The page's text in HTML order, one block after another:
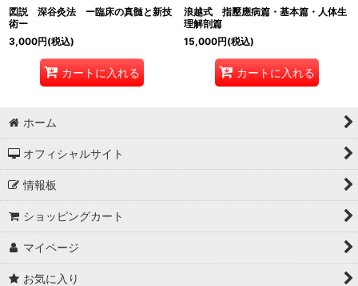
図説 深谷灸法 ー臨床の真髄と新技
術ー
3,000円(税込)
カートに入れる
浪越式 指壓應病篇・基本篇・人体生
理解剖篇
15,000円(税込)
カートに入れる
ホーム
オフィシャルサイト
情報板
ショッピングカート
マイページ
お気に入り